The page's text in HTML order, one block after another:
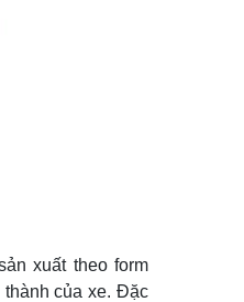
xuất theo form
của xe. Đặc